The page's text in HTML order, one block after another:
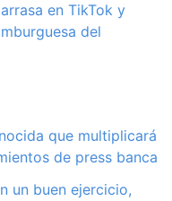
en TikTok y
del
que multiplicará
de press banca
un buen ejercicio,